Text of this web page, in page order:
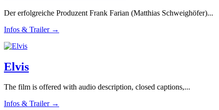
Der erfolgreiche Produzent Frank Farian (Matthias Schweighöfer)...
Infos & Trailer →
Elvis
The film is offered with audio description, closed captions,...
Infos & Trailer →